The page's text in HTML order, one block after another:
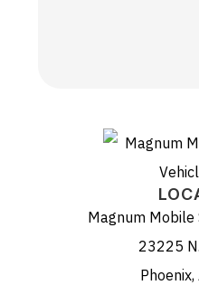
Magnum Mobile
23225